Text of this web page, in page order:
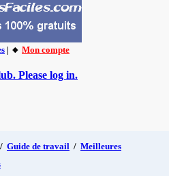
| 🔸 Mon compte
Please log in.
/ Guide de travail / Meilleures